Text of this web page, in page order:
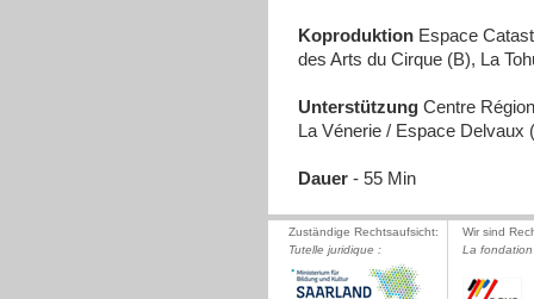
Koproduktion Espace
des Arts du Cirque (B), La
Unterstützung Centre
La Vénerie / Espace Delvaux
Dauer - 55 Min
Zuständige Rechtsaufsicht:
Tutelle juridique :
Wir sind
La